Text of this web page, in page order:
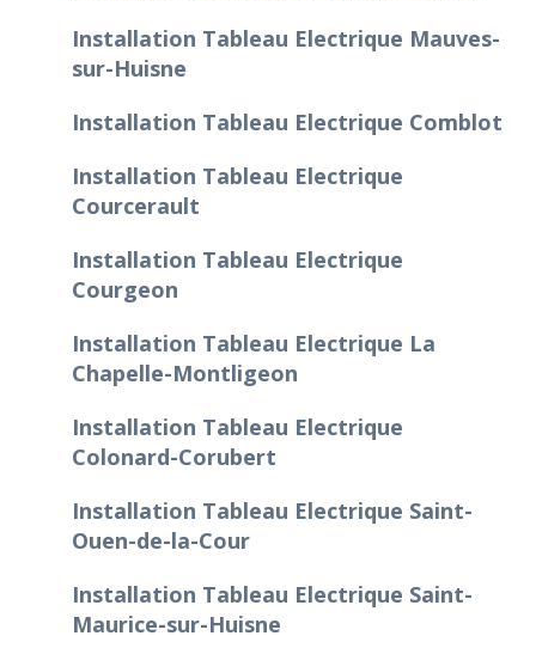
Installation Tableau Electrique Mauves-
sur-Huisne
Installation Tableau Electrique Comblot
Installation Tableau Electrique
Courcerault
Installation Tableau Electrique
Courgeon
Installation Tableau Electrique La
Chapelle-Montligeon
Installation Tableau Electrique
Colonard-Corubert
Installation Tableau Electrique Saint-
Ouen-de-la-Cour
Installation Tableau Electrique Saint-
Maurice-sur-Huisne